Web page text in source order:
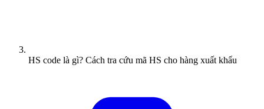
HS code là gì? Cách tra cứu mã HS cho hàng xuất khẩu